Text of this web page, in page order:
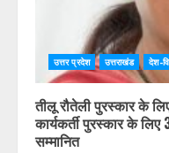
उत्तर प्रदेश उत्तराखंड देश-
तीलू रौतेली पुरस्कार के
कार्यकर्ती पुरस्कार के लिए
सम्मानित